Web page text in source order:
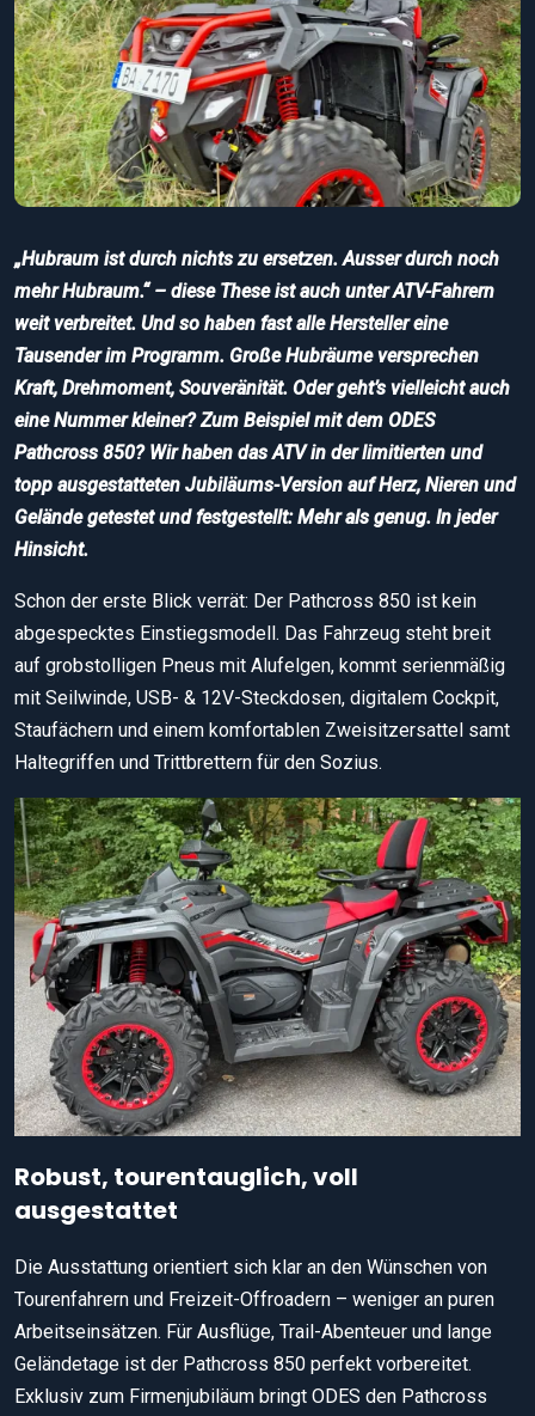
„Hubraum ist durch nichts zu ersetzen. Ausser durch noch
mehr Hubraum.“ – diese These ist auch unter ATV-Fahrern
weit verbreitet. Und so haben fast alle Hersteller eine
Tausender im Programm. Große Hubräume versprechen
Kraft, Drehmoment, Souveränität. Oder geht’s vielleicht auch
eine Nummer kleiner? Zum Beispiel mit dem ODES
Pathcross 850? Wir haben das ATV in der limitierten und
topp ausgestatteten Jubiläums-Version auf Herz, Nieren und
Gelände getestet und festgestellt: Mehr als genug. In jeder
Hinsicht.
Schon der erste Blick verrät: Der Pathcross 850 ist kein
abgespecktes Einstiegsmodell. Das Fahrzeug steht breit
auf grobstolligen Pneus mit Alufelgen, kommt serienmäßig
mit Seilwinde, USB- & 12V-Steckdosen, digitalem Cockpit,
Staufächern und einem komfortablen Zweisitzersattel samt
Haltegriffen und Trittbrettern für den Sozius.
Robust, tourentauglich, voll
ausgestattet
Die Ausstattung orientiert sich klar an den Wünschen von
Tourenfahrern und Freizeit-Offroadern – weniger an puren
Arbeitseinsätzen. Für Ausflüge, Trail-Abenteuer und lange
Geländetage ist der Pathcross 850 perfekt vorbereitet.
Exklusiv zum Firmenjubiläum bringt ODES den Pathcross